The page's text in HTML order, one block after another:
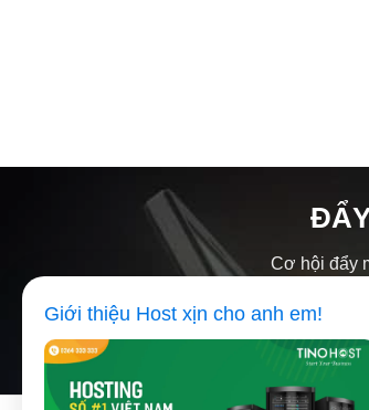
Cơ hội đẩy
Giới thiệu Host xịn cho anh em!